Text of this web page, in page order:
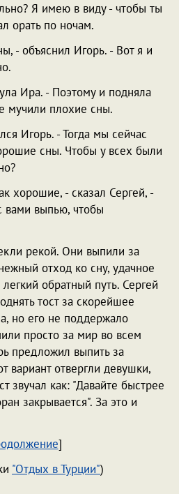
Я имею в виду - чтобы ты
орать по ночам.
- объяснил Игорь. - Вот я и
Ира. - Поэтому и подняла
мучили плохие сны.
Игорь. - Тогда мы сейчас
сны. Чтобы у всех были
хорошие, - сказал Сергей, -
вами выпью, чтобы
рекой. Они выпили за
отход ко сну, удачное
обратный путь. Сергей
тост за скорейшее
но его не поддержало
просто за мир во всем
предложил выпить за
вариант отвергли девушки,
звучал как: "Давайте быстрее
закрывается". За это и
]
"Отдых в Турции")